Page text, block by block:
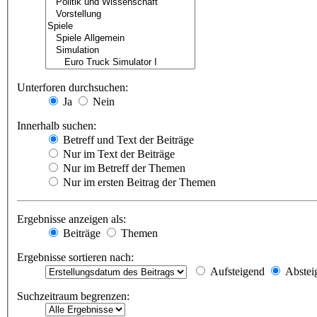
Unterforen durchsuchen:
Ja
Nein
Innerhalb suchen:
Betreff und Text der Beiträge
Nur im Text der Beiträge
Nur im Betreff der Themen
Nur im ersten Beitrag der Themen
Ergebnisse anzeigen als:
Beiträge
Themen
Ergebnisse sortieren nach:
Aufsteigend
Suchzeitraum begrenzen: